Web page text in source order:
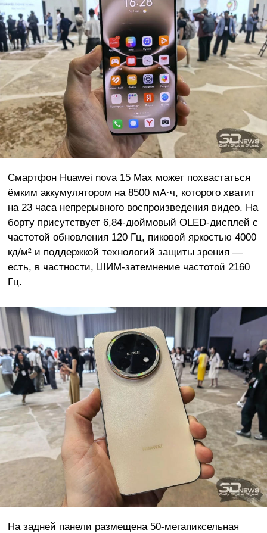
Смартфон Huawei nova 15 Max может похвастаться
ёмким аккумулятором на 8500 мА·ч, которого хватит
на 23 часа непрерывного воспроизведения видео. На
борту присутствует 6,84-дюймовый OLED-дисплей с
частотой обновления 120 Гц, пиковой яркостью 4000
кд/м² и поддержкой технологий защиты зрения —
есть, в частности, ШИМ-затемнение частотой 2160
Гц.
На задней панели размещена 50-мегапиксельная